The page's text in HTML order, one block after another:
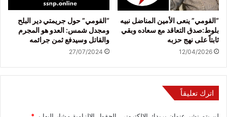
“القومي” ينعى الأمين المناضل نبيه
بلوط:صدق التعاقد مع سعاده وبقي
ثابتاً على نهج حزبه
12/04/2026
“القومي” حول جريمتي دير البلح
ومجدل شمس: العدو هو المجرم
والقاتل وسيدفع ثمن جرائمه
27/07/2024
اترك تعليقاً